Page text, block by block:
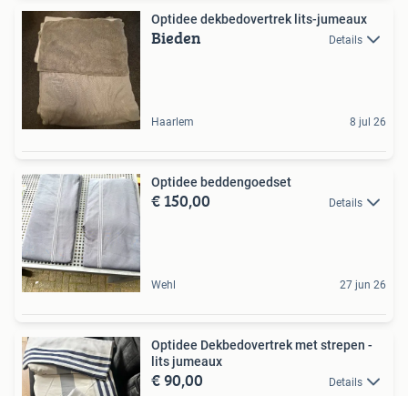
Optidee dekbedovertrek lits-jumeaux
Bieden Details
Haarlem 8 jul 26
Optidee beddengoedset
€ 150,00 Details
Wehl 27 jun 26
Optidee Dekbedovertrek met strepen -
lits jumeaux
€ 90,00 Details